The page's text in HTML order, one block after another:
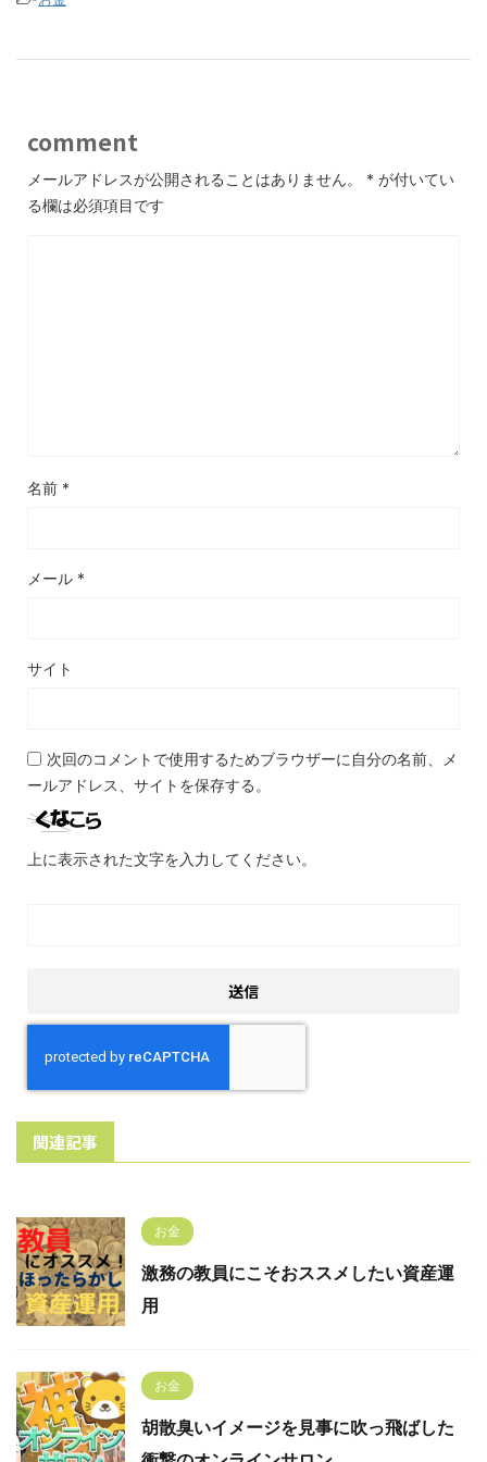
comment
メールアドレスが公開されることはありません。 * が付いてい
る欄は必須項目です
名前 *
メール *
サイト
次回のコメントで使用するためブラウザーに自分の名前、メ
ールアドレス、サイトを保存する。
上に表示された文字を入力してください。
関連記事
お金
激務の教員にこそおススメしたい資産運
用
お金
胡散臭いイメージを見事に吹っ飛ばした